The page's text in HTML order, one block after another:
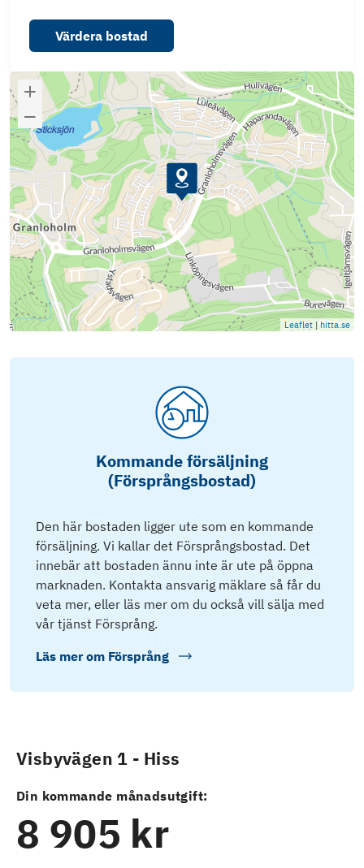
Värdera bostad
Leaflet | hitta.se
Kommande försäljning
(Försprångsbostad)
Den här bostaden ligger ute som en kommande
försäljning. Vi kallar det Försprångsbostad. Det
innebär att bostaden ännu inte är ute på öppna
marknaden. Kontakta ansvarig mäklare så får du
veta mer, eller läs mer om du också vill sälja med
vår tjänst Försprång.
Läs mer om Försprång
Visbyvägen 1 - Hiss
Din kommande månadsutgift:
8 905 kr